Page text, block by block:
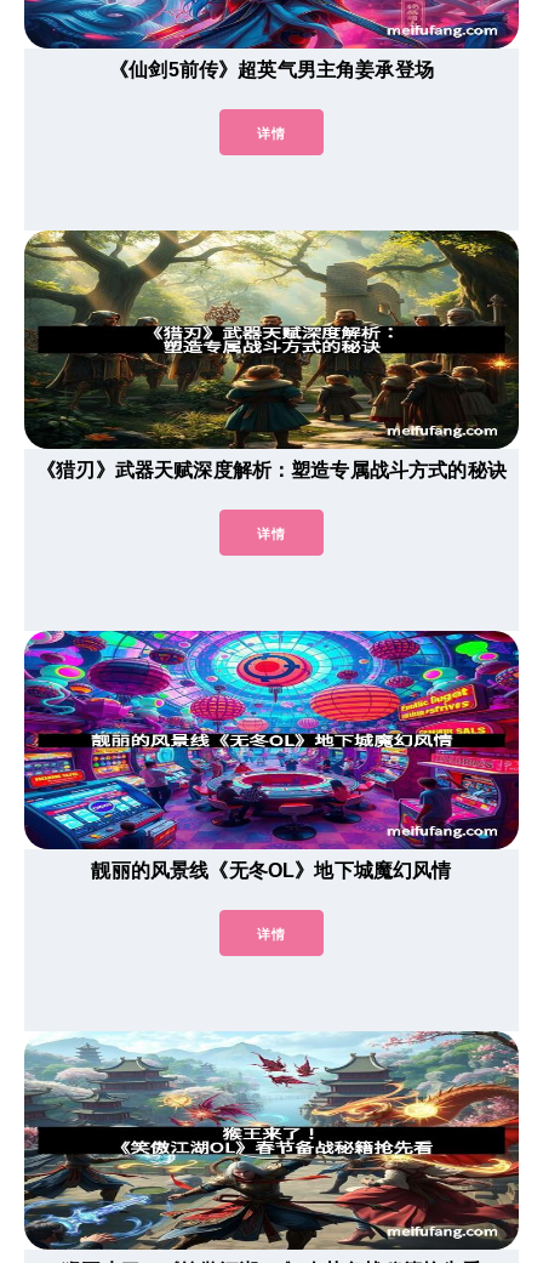
《仙剑5前传》超英气男主角姜承登场
详情
《猎刃》武器天赋深度解析：塑造专属战斗方式的秘诀
详情
靓丽的风景线《无冬OL》地下城魔幻风情
详情